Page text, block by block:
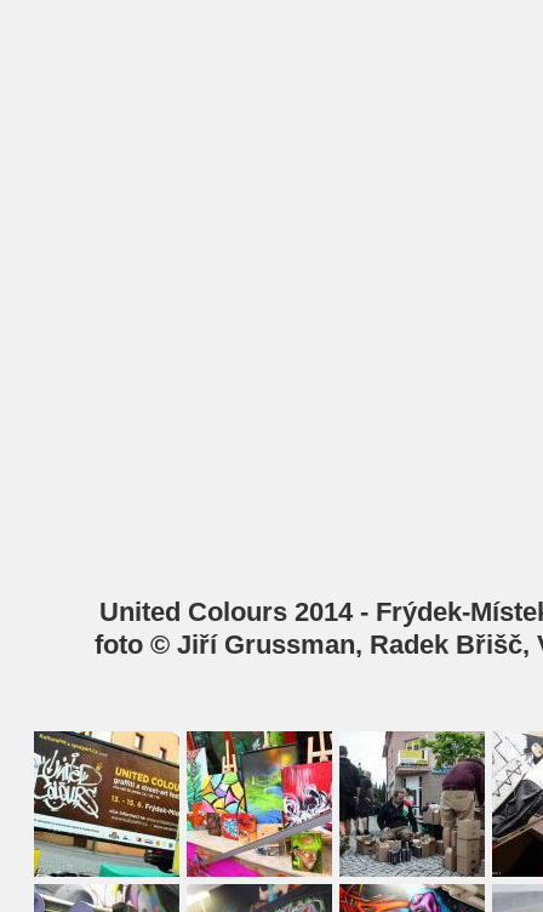
United Colours 2014 - Frýdek-
foto © Jiří Grussman, Radek Břišč,